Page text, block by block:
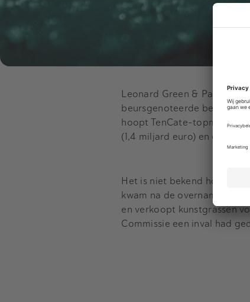
Leonard Green & Partners
beursgenoteerde bedrijven,
hoopt TenCate-topman
(1,4 miljard euro) en een
Het is niet bekend hoeveel
kwam na de overname van
en verkoopt kunstgrassen
Commissie een inval had